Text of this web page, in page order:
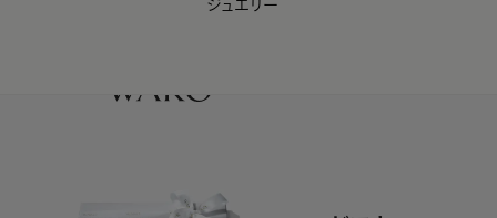
WAKO Membership Program連携はこちら
ジュエリー